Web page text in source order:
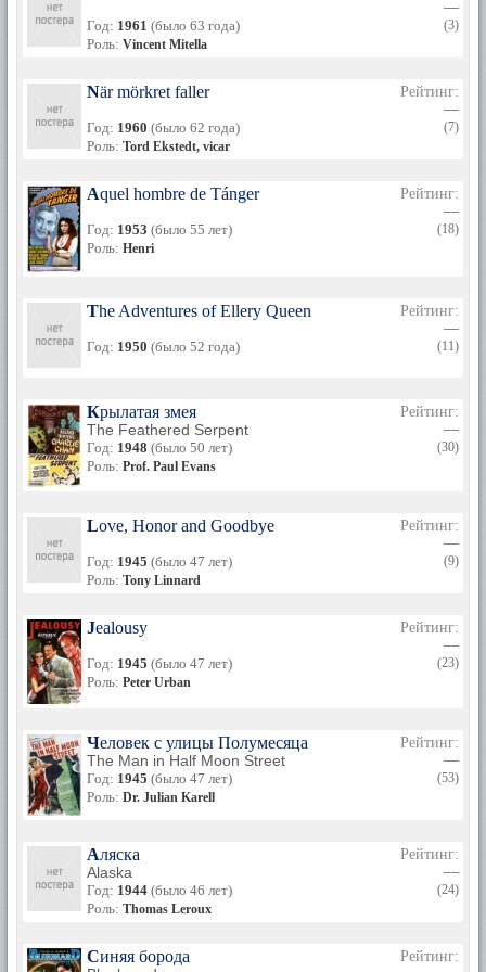
Швецию. На родине Астер Нильс играет в театре, а также
снимается в 4-х фильмах в Дании и Швеции. В 1963 году
актер окончательно уходит из театра и кино, посвящая все
В 1988, через 7 лет после смерти актера, в Швеции вышла
его автобиография "Путь шута".
За заслуги перед мировым кинематографом Нильс Астер
Перевод биографии: Потейка
Год: 1961 (было 63 года)
Роль: Vincent Mitella
—
(3)
När mörkret faller
Год: 1960 (было 62 года)
Роль: Tord Ekstedt, vicar
Рейтинг:
—
(7)
Aquel hombre de Tánger
Год: 1953 (было 55 лет)
Роль: Henri
Рейтинг:
—
(18)
The Adventures of Ellery Queen
Год: 1950 (было 52 года)
Рейтинг:
—
(11)
Крылатая змея
The Feathered Serpent
Год: 1948 (было 50 лет)
Роль: Prof. Paul Evans
Рейтинг:
—
(30)
Love, Honor and Goodbye
Год: 1945 (было 47 лет)
Роль: Tony Linnard
Рейтинг:
—
(9)
Jealousy
Год: 1945 (было 47 лет)
Роль: Peter Urban
Рейтинг:
—
(23)
Человек с улицы Полумесяца
The Man in Half Moon Street
Год: 1945 (было 47 лет)
Роль: Dr. Julian Karell
Рейтинг:
—
(53)
Аляска
Alaska
Год: 1944 (было 46 лет)
Роль: Thomas Leroux
Рейтинг:
—
(24)
Синяя борода
Рейтинг: